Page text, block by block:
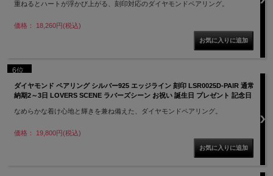
重ねるとハートが浮かび上がる、刻印対応のダイヤモンドペアリング。
価格： 18,260円(税込)
6位
ダイヤモンド ペアリング シルバー925 エッジライン 刻印 LSR0025D-PAIR 通常
納期2～3日 LOVERS SCENE ラバーズシーン お祝い 誕生日 プレゼント 記念日
なめらかな着け心地と輝きを兼ね備えた、ダイヤモンドペアリング。
価格： 19,800円(税込)